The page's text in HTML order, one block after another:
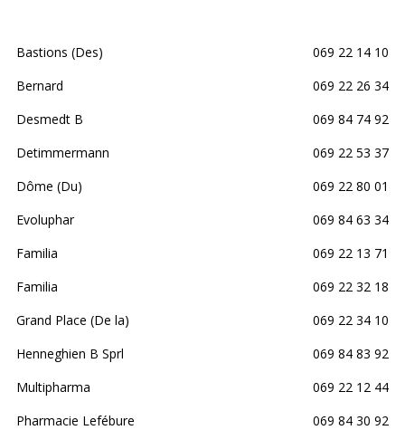
Bastions (Des)
069 22 14 10
Bernard
069 22 26 34
Desmedt B
069 84 74 92
Detimmermann
069 22 53 37
Dôme (Du)
069 22 80 01
Evoluphar
069 84 63 34
Familia
069 22 13 71
Familia
069 22 32 18
Grand Place (De la)
069 22 34 10
Henneghien B Sprl
069 84 83 92
Multipharma
069 22 12 44
Pharmacie Lefébure
069 84 30 92